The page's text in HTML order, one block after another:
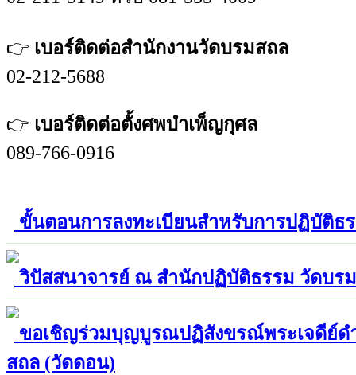
👉 เบอร์ติดต่อสำนักงานวัดบรมสถล
02-212-5688
👉 เบอร์ติดต่อตั้งศพบำเพ็ญกุศล
089-766-0916
ขั้นตอนการลงทะเบียนสำหรับการปฏิบัติธ
วิปัสสนาจารย์ ณ สำนักปฏิบัติธรรม วัดบร
ขอเชิญร่วมบุญบูรณปฏิสังขรณ์พระเจดีย์ด
สถล (วัดดอน)